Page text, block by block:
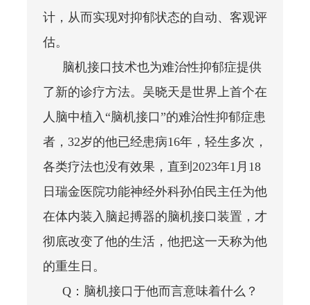
计，从而实现对抑郁状态的自动、客观评
估。
脑机接口技术也为难治性抑郁症提供
了新的诊疗方法。吴晓天是世界上首个在
人脑中植入“脑机接口”的难治性抑郁症患
者，32岁的他已经患病16年，轻生多次，
各类疗法也没有效果，直到2023年1月18
日瑞金医院功能神经外科孙伯民主任为他
在体内装入脑起搏器的脑机接口装置，才
彻底改变了他的生活，他把这一天称为他
的重生日。
Q： 脑机接口于他而言意味着什么？